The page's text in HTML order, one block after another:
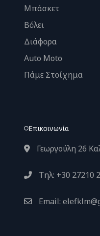
Μπάσκετ
Βόλει
Διάφορα
Auto Moto
Πάμε Στοίχημα
Επικοινωνία
Γεωργούλη 26
Τηλ: +30 27210
Email: